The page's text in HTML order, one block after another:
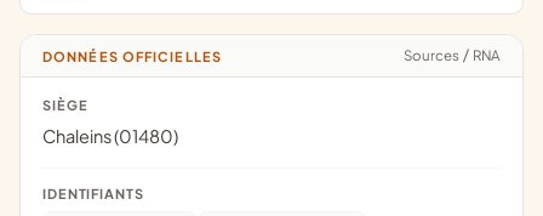
DONNÉES OFFICIELLES Sources / RNA
SIÈGE
Chaleins (01480)
IDENTIFIANTS